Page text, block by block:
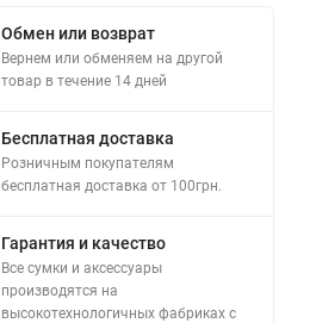
Обмен или возврат
Вернем или обменяем на другой
товар в течение 14 дней
Бесплатная доставка
Розничным покупателям
бесплатная доставка от 100грн.
Гарантия и качество
Все сумки и аксессуары
производятся на
высокотехнологичных фабриках с